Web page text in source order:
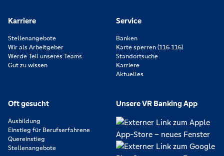
Karriere
Stellenangebote
Wir als Arbeitgeber
Werde Teil unseres Teams
Gut zu wissen
Service
Banken
Karte sperren (116 116)
Standortsuche
Karriere
Aktuelles
Oft gesucht
Ausbildung
Einstieg für Berufserfahrene
Quereinstieg
Stellenangebote
Unsere VR Banking App